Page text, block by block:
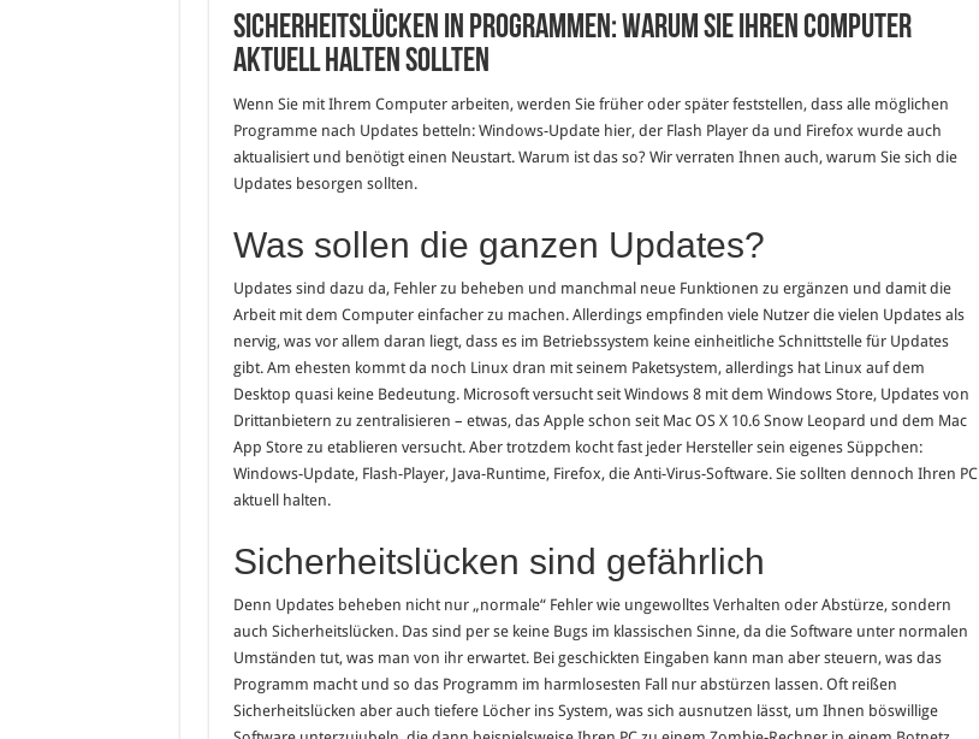
Sicherheitslücken in Programmen: Warum Sie Ihren Computer
aktuell halten sollten
Wenn Sie mit Ihrem Computer arbeiten, werden Sie früher oder später feststellen, dass alle möglichen
Programme nach Updates betteln: Windows-Update hier, der Flash Player da und Firefox wurde auch
aktualisiert und benötigt einen Neustart. Warum ist das so? Wir verraten Ihnen auch, warum Sie sich die
Updates besorgen sollten.
Was sollen die ganzen Updates?
Updates sind dazu da, Fehler zu beheben und manchmal neue Funktionen zu ergänzen und damit die
Arbeit mit dem Computer einfacher zu machen. Allerdings empfinden viele Nutzer die vielen Updates als
nervig, was vor allem daran liegt, dass es im Betriebssystem keine einheitliche Schnittstelle für Updates
gibt. Am ehesten kommt da noch Linux dran mit seinem Paketsystem, allerdings hat Linux auf dem
Desktop quasi keine Bedeutung. Microsoft versucht seit Windows 8 mit dem Windows Store, Updates von
Drittanbietern zu zentralisieren – etwas, das Apple schon seit Mac OS X 10.6 Snow Leopard und dem Mac
App Store zu etablieren versucht. Aber trotzdem kocht fast jeder Hersteller sein eigenes Süppchen:
Windows-Update, Flash-Player, Java-Runtime, Firefox, die Anti-Virus-Software. Sie sollten dennoch Ihren PC
aktuell halten.
Sicherheitslücken sind gefährlich
Denn Updates beheben nicht nur „normale“ Fehler wie ungewolltes Verhalten oder Abstürze, sondern
auch Sicherheitslücken. Das sind per se keine Bugs im klassischen Sinne, da die Software unter normalen
Umständen tut, was man von ihr erwartet. Bei geschickten Eingaben kann man aber steuern, was das
Programm macht und so das Programm im harmlosesten Fall nur abstürzen lassen. Oft reißen
Sicherheitslücken aber auch tiefere Löcher ins System, was sich ausnutzen lässt, um Ihnen böswillige